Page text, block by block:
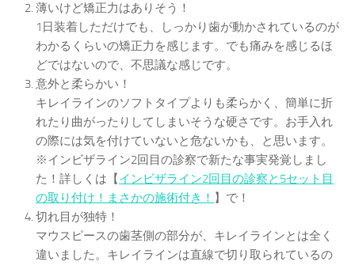
薄いけど矯正力はありそう！
1日装着しただけでも、しっかり歯が動かされているのが
わかるくらいの矯正力を感じます。でも痛みを感じるほ
どではないので、不思議な感じです。
意外と柔らかい！
キレイラインのソフトタイプよりも柔らかく、簡単に折
れたり曲がったりしてしまいそうな硬さです。お手入れ
の際には気を付けていないと危ないかも、と思います。
※インビザライン2回目の診察で新たな事実発覚しまし
た！詳しくは【インビザライン2回目の診察と5セット目
の取り付け！まさかの施術付き！ 】で！
切れ目が独特！
マウスピースの歯茎側の部分が、キレイラインとは全く
違いました。キレイラインは直線で切り取られているの